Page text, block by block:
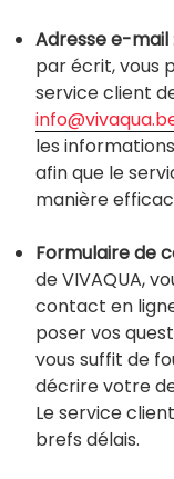
Adresse e-mail
par écrit, vous
service client
les
afin que le
manière
Formulaire de
de VIVAQUA,
contact en
poser vos
vous suffit de
décrire votre
Le service
brefs délais.